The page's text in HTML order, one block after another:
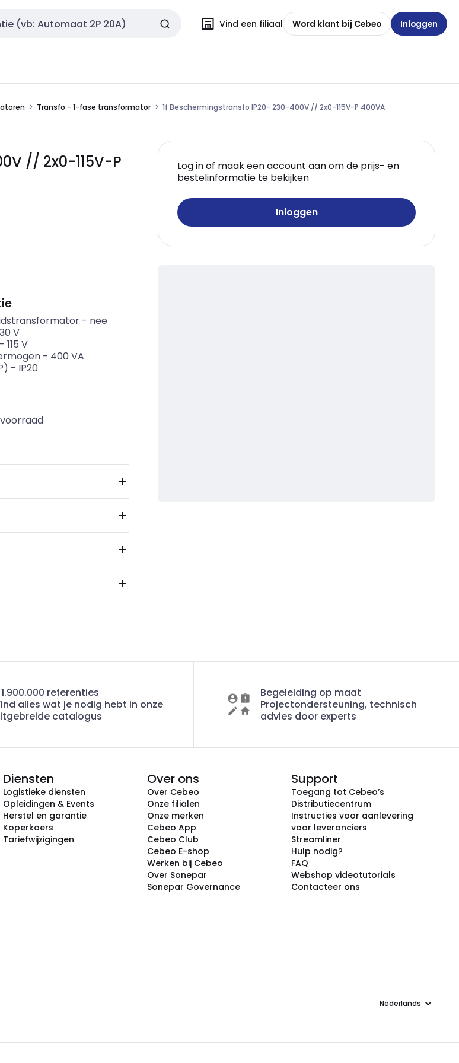
Vind een filiaal Word klant bij Cebeo Inloggen
Transfo - 1-fase transformator 1f Beschermingstransfo IP20- 230-400V // 2x0-115V-P 400VA
// 2x0-115V-P
Log in of maak een account aan om de prijs- en
bestelinformatie te bekijken
Inloggen
- nee
V
- 115 V
- 400 VA
- IP20
referenties
alles wat je nodig hebt in onze
catalogus
Begeleiding op maat
Projectondersteuning, technisch
advies door experts
Diensten
Logistieke diensten
Opleidingen & Events
Herstel en garantie
Koperkoers
Tariefwijzigingen
Over ons
Over Cebeo
Onze filialen
Onze merken
Cebeo App
Cebeo Club
Cebeo E-shop
Werken bij Cebeo
Over Sonepar
Sonepar Governance
Support
Toegang tot Cebeo’s
Distributiecentrum
Instructies voor aanlevering
voor leveranciers
Streamliner
Hulp nodig?
FAQ
Webshop videotutorials
Contacteer ons
Taal